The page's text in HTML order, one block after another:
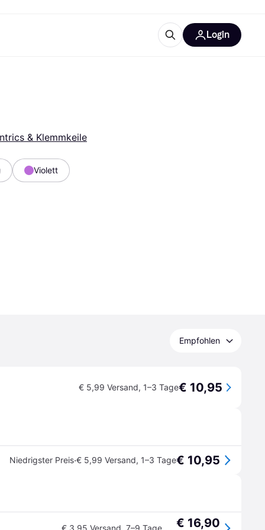
Login
& Klemmkeile
Violett
Empfohlen
€ 5,99 Versand, 1–3 Tage€ 10,95
Niedrigster Preis·€ 5,99 Versand, 1–3 Tage€ 10,95
€ 3,95 Versand, 7–9 Tage € 16,90